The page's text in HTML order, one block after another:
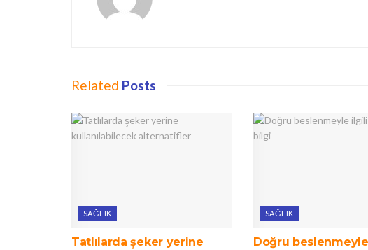
Related Posts
SAĞLIK
Tatlılarda şeker yerine
SAĞLIK
Doğru